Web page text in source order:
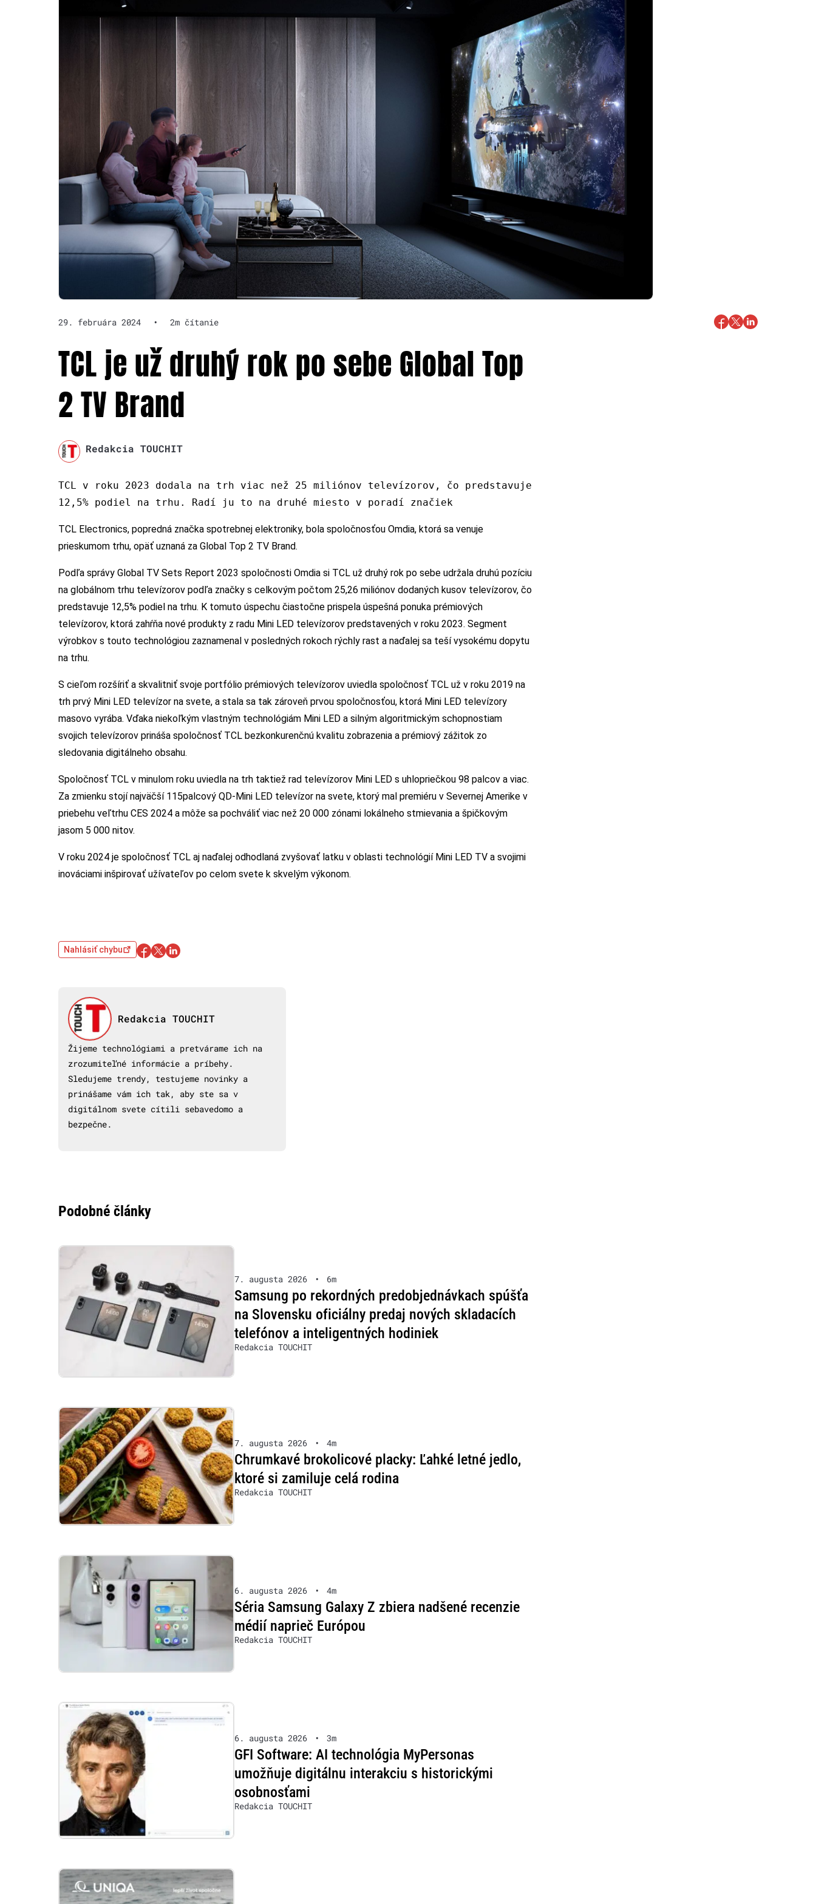
29. februára 2024 • 2m čítanie
TCL je už druhý rok po sebe Global Top
2 TV Brand
Redakcia TOUCHIT
TCL v roku 2023 dodala na trh viac než 25 miliónov televízorov, čo predstavuje
12,5% podiel na trhu. Radí ju to na druhé miesto v poradí značiek
TCL Electronics, popredná značka spotrebnej elektroniky, bola spoločnosťou Omdia, ktorá sa venuje
prieskumom trhu, opäť uznaná za Global Top 2 TV Brand.
Podľa správy Global TV Sets Report 2023 spoločnosti Omdia si TCL už druhý rok po sebe udržala druhú pozíciu
na globálnom trhu televízorov podľa značky s celkovým počtom 25,26 miliónov dodaných kusov televízorov, čo
predstavuje 12,5% podiel na trhu. K tomuto úspechu čiastočne prispela úspešná ponuka prémiových
televízorov, ktorá zahŕňa nové produkty z radu Mini LED televízorov predstavených v roku 2023. Segment
výrobkov s touto technológiou zaznamenal v posledných rokoch rýchly rast a naďalej sa teší vysokému dopytu
na trhu.
S cieľom rozšíriť a skvalitniť svoje portfólio prémiových televízorov uviedla spoločnosť TCL už v roku 2019 na
trh prvý Mini LED televízor na svete, a stala sa tak zároveň prvou spoločnosťou, ktorá Mini LED televízory
masovo vyrába. Vďaka niekoľkým vlastným technológiám Mini LED a silným algoritmickým schopnostiam
svojich televízorov prináša spoločnosť TCL bezkonkurenčnú kvalitu zobrazenia a prémiový zážitok zo
sledovania digitálneho obsahu.
Spoločnosť TCL v minulom roku uviedla na trh taktiež rad televízorov Mini LED s uhlopriečkou 98 palcov a viac.
Za zmienku stojí najväčší 115palcový QD-Mini LED televízor na svete, ktorý mal premiéru v Severnej Amerike v
priebehu veľtrhu CES 2024 a môže sa pochváliť viac než 20 000 zónami lokálneho stmievania a špičkovým
jasom 5 000 nitov.
V roku 2024 je spoločnosť TCL aj naďalej odhodlaná zvyšovať latku v oblasti technológií Mini LED TV a svojimi
inováciami inšpirovať užívateľov po celom svete k skvelým výkonom.
Nahlásiť chybu
Redakcia TOUCHIT
Žijeme technológiami a pretvárame ich na
zrozumiteľné informácie a príbehy.
Sledujeme trendy, testujeme novinky a
prinášame vám ich tak, aby ste sa v
digitálnom svete cítili sebavedomo a
bezpečne.
Podobné články
7. augusta 2026 • 6m
Samsung po rekordných predobjednávkach spúšťa
na Slovensku oficiálny predaj nových skladacích
telefónov a inteligentných hodiniek
Redakcia TOUCHIT
7. augusta 2026 • 4m
Chrumkavé brokolicové placky: Ľahké letné jedlo,
ktoré si zamiluje celá rodina
Redakcia TOUCHIT
6. augusta 2026 • 4m
Séria Samsung Galaxy Z zbiera nadšené recenzie
médií naprieč Európou
Redakcia TOUCHIT
6. augusta 2026 • 3m
GFI Software: AI technológia MyPersonas
umožňuje digitálnu interakciu s historickými
osobnosťami
Redakcia TOUCHIT